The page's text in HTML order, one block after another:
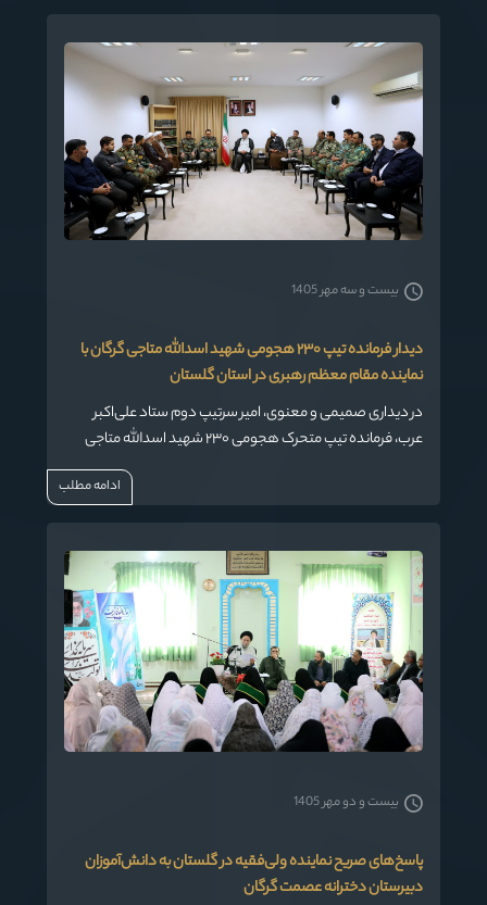
شده است.
دیدار فرمانده تیپ ۲۳۰ هجومی شهید اسدالله متاجی گرگان با
نماینده مقام معظم رهبری در استان گلستان
در دیداری صمیمی و معنوی، امیر سرتیپ دوم ستاد علی‌اکبر
عرب، فرمانده تیپ متحرک هجومی ۲۳۰ شهید اسدالله متاجی
گرگان، به همراه رئیس عقیدتی سیاسی تیپ و جمعی از معاونین،
با حضرت آیت‌الله نورمفیدی، نماینده مقام معظم رهبری در
بیست و سه مهر 1405
ادامه مطلب
پاسخ‌های صریح نماینده ولی‌فقیه در گلستان به دانش‌آموزان
دبیرستان دخترانه عصمت گرگان
بیست و دو مهر 1405